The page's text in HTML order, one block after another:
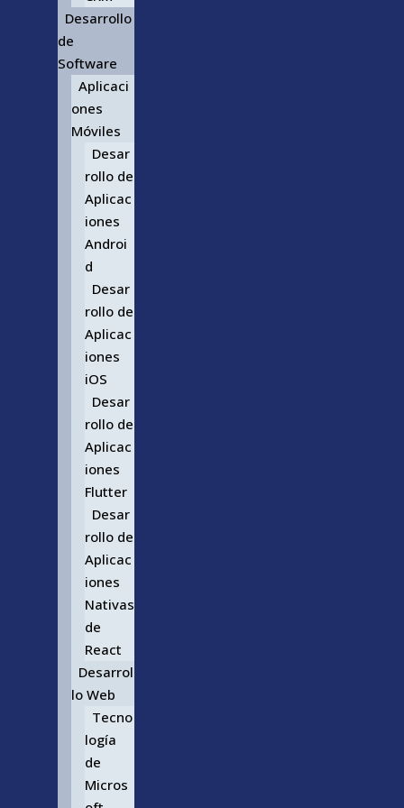
Desarrollo
de
Software
Aplicaci
ones
Móviles
Desar
rollo de
Aplicac
iones
Androi
d
Desar
rollo de
Aplicac
iones
iOS
Desar
rollo de
Aplicac
iones
Flutter
Desar
rollo de
Aplicac
iones
Nativas
de
React
Desarrol
lo Web
Tecno
logía
de
Micros